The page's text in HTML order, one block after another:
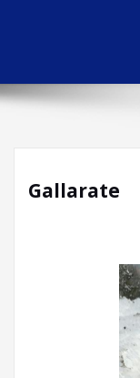
Gallarate